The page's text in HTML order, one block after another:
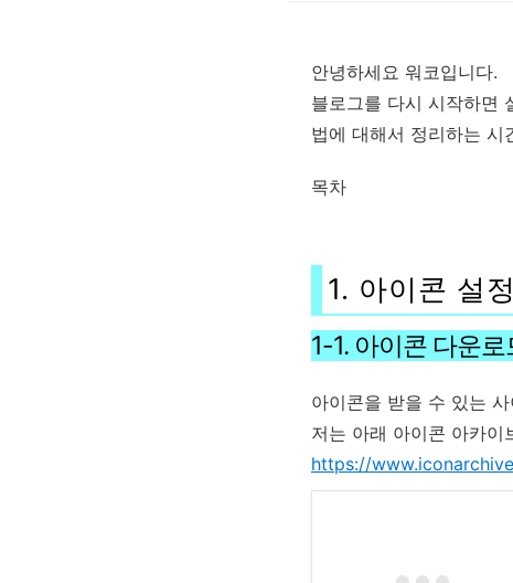
안녕하세요 워코입니다.
블로그를 다시 시작하면
법에 대해서 정리하는 시
목차
1. 아이콘 설정
1-1. 아이콘 다운로
아이콘을 받을 수 있는
저는 아래 아이콘 아카이
https://